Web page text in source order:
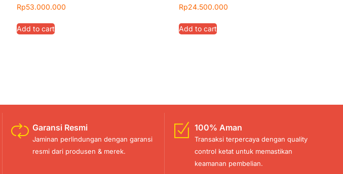
Rp53.000.000
Add to cart
Rp24.500.000
Add to cart
Garansi Resmi
Jaminan perlindungan dengan garansi
resmi dari produsen & merek.
100% Aman
Transaksi terpercaya dengan quality
control ketat untuk memastikan
keamanan pembelian.